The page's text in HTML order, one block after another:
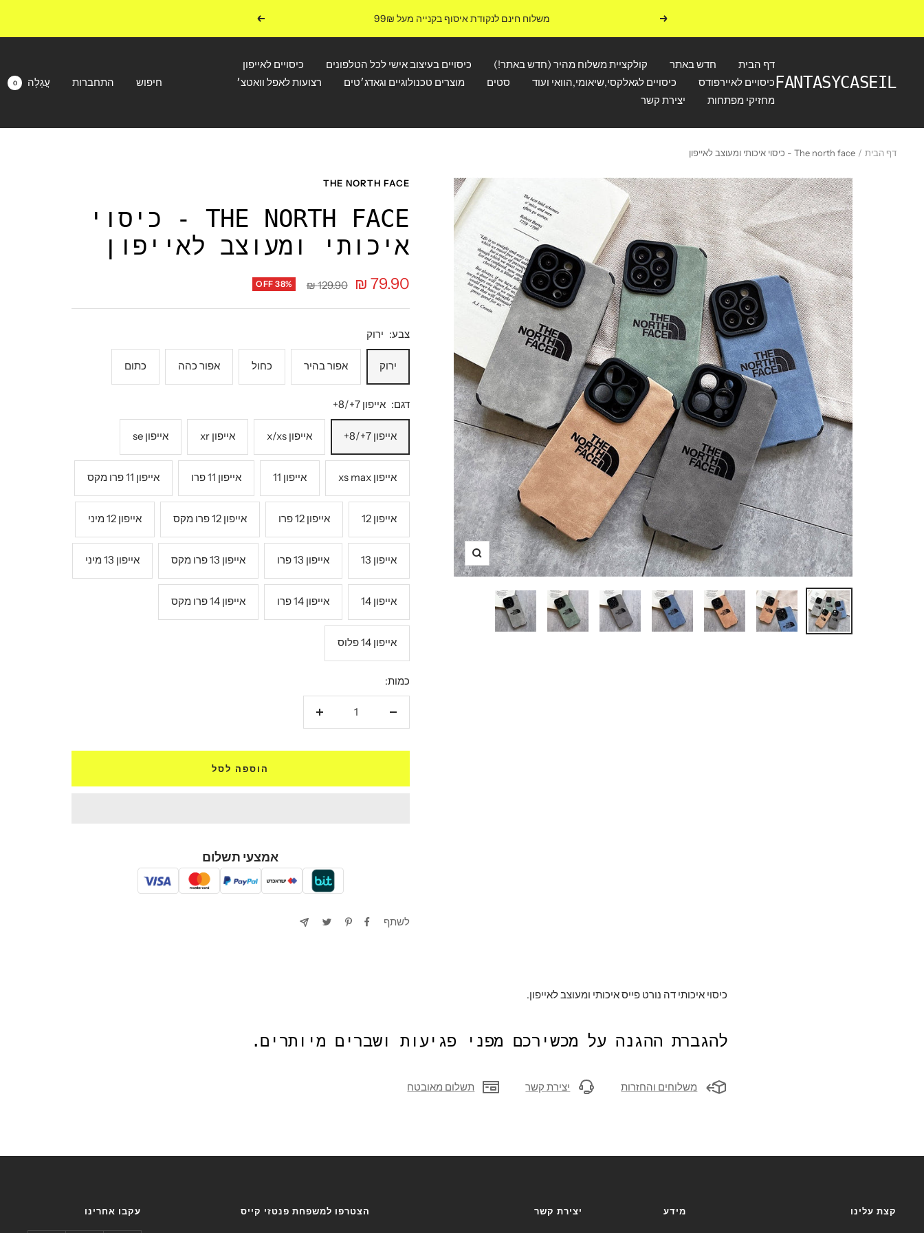
הקודם משלוח חינם לנקודת איסוף בקנייה מעל 99₪ הבא
דף הבית חדש באתר קולקציית משלוח מהיר (חדש באתר!) כיסויים בעיצוב אישי לכל הטלפונים
כיסויים לאייפון
כיסויים לאיירפודס
כיסויים לגאלקסי,שיאומי,הוואי ועוד סטים מוצרים טכנולוגיים וגאדג׳טים
רצועות לאפל וואטצ׳
מחזיקי מפתחות
יצירת קשר
FANTASYCASEIL חיפוש התחברות עֲגָלָה 0
דף הבית The north face - כיסוי איכותי ומעוצב לאייפון
תקריב
THE NORTH FACE
THE NORTH FACE - כיסוי
איכותי ומעוצב לאייפון
מחיר
מבצע
79.90 ₪
מחיר
129.90 ₪
OFF 38%
צבע: ירוק
ירוק אפור בהיר כחול אפור כהה כתום
דגם: אייפון 7+/8+
אייפון 7+/8+ אייפון x/xs אייפון xr אייפון se
אייפון xs max אייפון 11 אייפון 11 פרו אייפון 11 פרו מקס
אייפון 12 אייפון 12 פרו אייפון 12 פרו מקס אייפון 12 מיני
אייפון 13 אייפון 13 פרו אייפון 13 פרו מקס אייפון 13 מיני
אייפון 14 אייפון 14 פרו אייפון 14 פרו מקס
אייפון 14 פלוס
כמות:
הגדל
הוספה לסל
אמצעי תשלום
לשתף
כיסוי איכותי דה נורט פייס איכותי ומעוצב לאייפון.
להגברת ההגנה על מכשירכם מפני פגיעות ושברים מיותרים.
משלוחים והחזרות יצירת קשר תשלום מאובטח
קצת עלינו מידע יצירת קשר הצטרפו למשפחת פנטזי קייס עקבו אחרינו